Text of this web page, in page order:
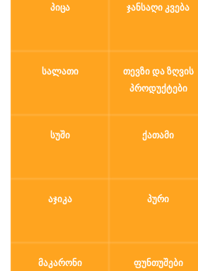
ᲞᲘᲪᲐ ᲯᲐᲜᲡᲐᲦᲘ ᲙᲕᲔᲑᲐ
ᲡᲐᲚᲐᲗᲘ
ᲗᲔᲕᲖᲘ ᲓᲐ ᲖᲦᲕᲘᲡ
ᲞᲠᲝᲓᲣᲥᲢᲔᲑᲘ
ᲡᲣᲨᲘ ᲥᲐᲗᲐᲛᲘ
ᲐᲯᲘᲙᲐ ᲞᲣᲠᲘ
ᲛᲐᲙᲐᲠᲝᲜᲘ ᲤᲣᲜᲗᲣᲨᲔᲑᲘ